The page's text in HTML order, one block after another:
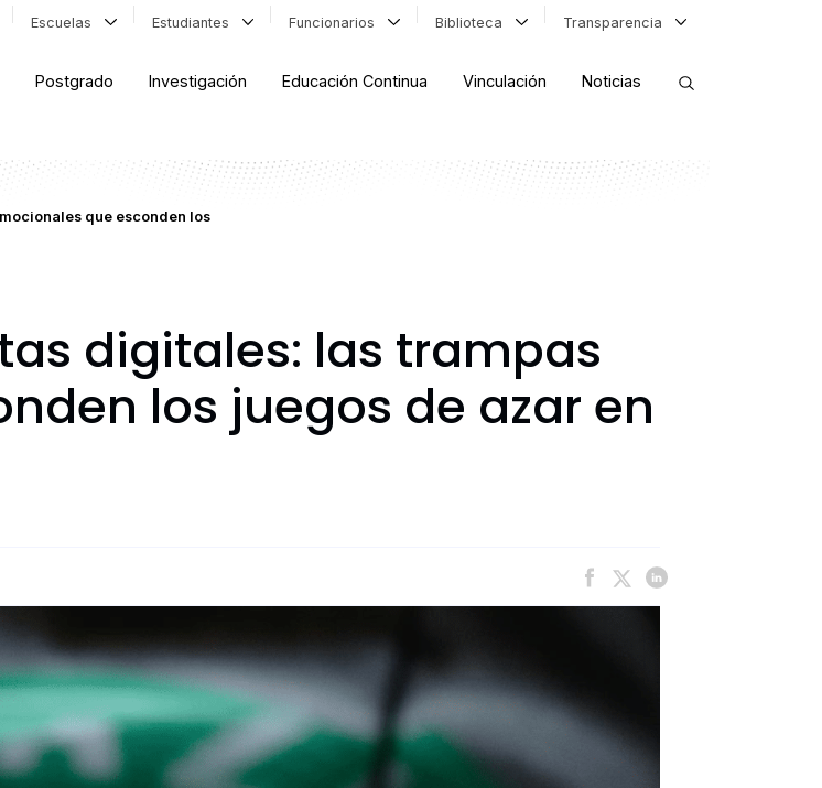
Escuelas Estudiantes Funcionarios Biblioteca Transparencia
Postgrado Investigación Educación Continua Vinculación Noticias
que esconden los
digitales: las trampas
los juegos de azar en